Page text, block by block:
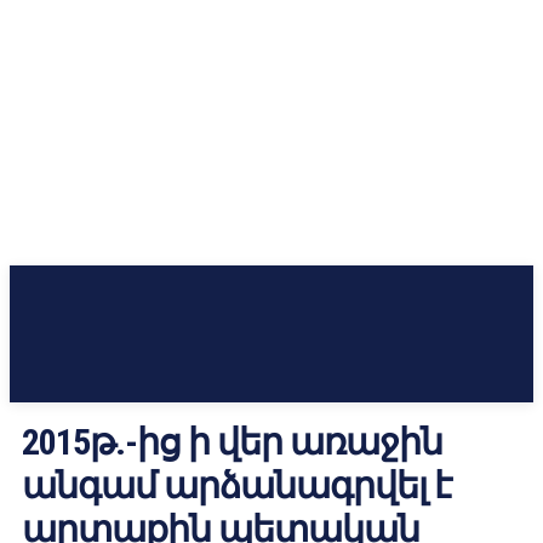
2015թ.-ից ի վեր առաջին
անգամ արձանագրվել է
արտաքին պետական